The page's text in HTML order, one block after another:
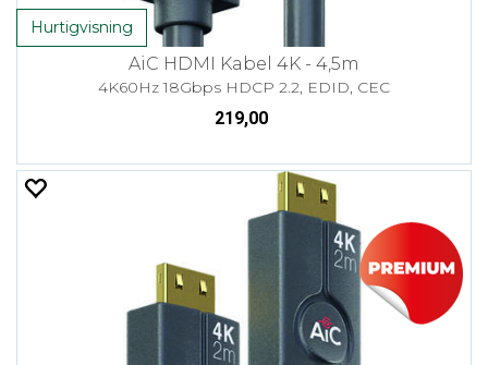
Hurtigvisning
AiC HDMI Kabel 4K - 4,5m
4K60Hz 18Gbps HDCP 2.2, EDID, CEC
219,00